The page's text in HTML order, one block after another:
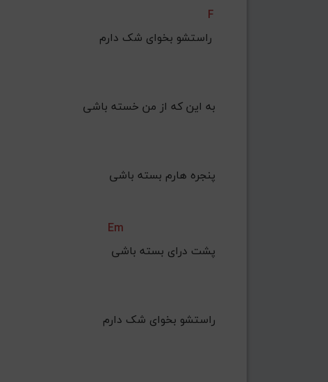
F
ﺑﻪ اﻳﻦ ﻛﻪ از ﻣﻦ ﺧﺴﺘﻪ ﺑﺎﺷﻰ
    ﭘﻨﺠﺮه ﻫﺎرم ﺑﺴﺘﻪ ﺑﺎﺷﻰ
Em
ﭘﺸﺖ درای ﺑﺴﺘﻪ ﺑﺎﺷﻰ
    راﺳﺘﺸﻮ ﺑﺨﻮای ﺷﮏ دارم